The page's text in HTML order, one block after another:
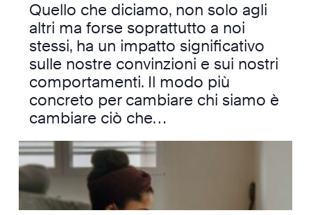
Quello che diciamo, non solo agli
altri ma forse soprattutto a noi
stessi, ha un impatto significativo
sulle nostre convinzioni e sui nostri
comportamenti. Il modo più
concreto per cambiare chi siamo è
cambiare ciò che…